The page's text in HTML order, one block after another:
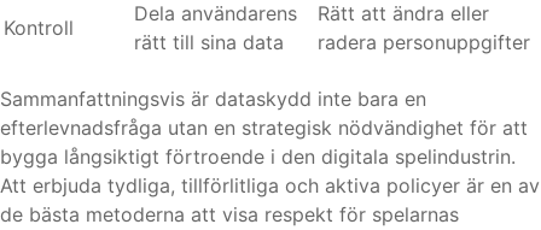
Kontroll
Dela användarens
rätt till sina data
Rätt att ändra eller
radera personuppgifter
Sammanfattningsvis är dataskydd inte bara en
efterlevnadsfråga utan en strategisk nödvändighet för att
bygga långsiktigt förtroende i den digitala spelindustrin.
Att erbjuda tydliga, tillförlitliga och aktiva policyer är en av
de bästa metoderna att visa respekt för spelarnas